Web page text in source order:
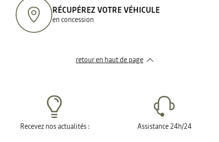
RÉCUPÉREZ VOTRE VÉHICULE
en concession
retour en haut de page​
Recevez nos actualités : Assistance 24h/24